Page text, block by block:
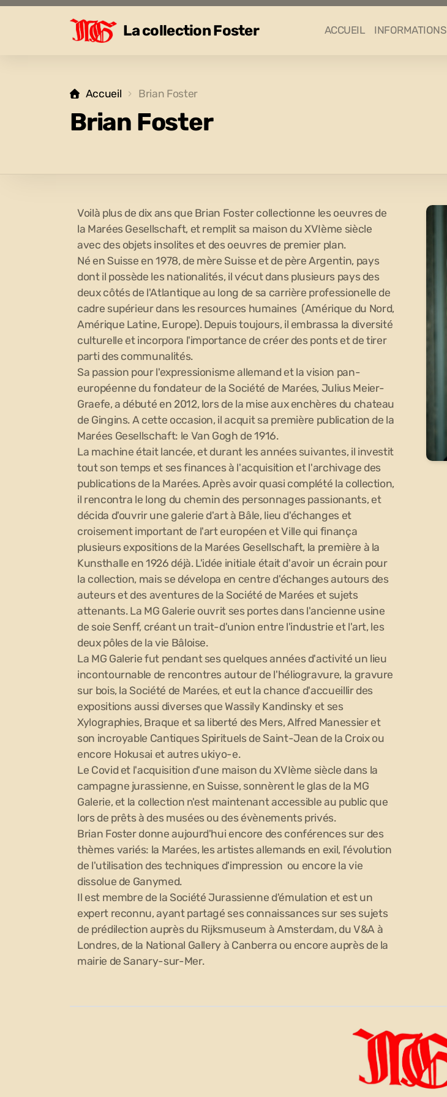
La collection Foster ACCUEIL INFORMATIONS
Accueil Brian Foster
Brian Foster
Voilà plus de dix ans que Brian Foster collectionne les oeuvres de
la Marées Gesellschaft, et remplit sa maison du XVIème siècle
avec des objets insolites et des oeuvres de premier plan.
Né en Suisse en 1978, de mère Suisse et de père Argentin, pays
dont il possède les nationalités, il vécut dans plusieurs pays des
deux côtés de l'Atlantique au long de sa carrière professionelle de
cadre supérieur dans les resources humaines (Amérique du Nord,
Amérique Latine, Europe). Depuis toujours, il embrassa la diversité
culturelle et incorpora l'importance de créer des ponts et de tirer
parti des communalités.
Sa passion pour l'expressionisme allemand et la vision pan-
européenne du fondateur de la Société de Marées, Julius Meier-
Graefe, a débuté en 2012, lors de la mise aux enchères du chateau
de Gingins. A cette occasion, il acquit sa première publication de la
Marées Gesellschaft: le Van Gogh de 1916.
La machine était lancée, et durant les années suivantes, il investit
tout son temps et ses finances à l'acquisition et l'archivage des
publications de la Marées. Après avoir quasi complété la collection,
il rencontra le long du chemin des personnages passionants, et
décida d'ouvrir une galerie d'art à Bâle, lieu d'échanges et
croisement important de l'art européen et Ville qui finança
plusieurs expositions de la Marées Gesellschaft, la première à la
Kunsthalle en 1926 déjà. L'idée initiale était d'avoir un écrain pour
la collection, mais se dévelopa en centre d'échanges autours des
auteurs et des aventures de la Société de Marées et sujets
attenants. La MG Galerie ouvrit ses portes dans l'ancienne usine
de soie Senff, créant un trait-d'union entre l'industrie et l'art, les
deux pôles de la vie Bâloise.
La MG Galerie fut pendant ses quelques années d'activité un lieu
incontournable de rencontres autour de l'héliogravure, la gravure
sur bois, la Société de Marées, et eut la chance d'accueillir des
expositions aussi diverses que Wassily Kandinsky et ses
Xylographies, Braque et sa liberté des Mers, Alfred Manessier et
son incroyable Cantiques Spirituels de Saint-Jean de la Croix ou
encore Hokusai et autres ukiyo-e.
Le Covid et l'acquisition d'une maison du XVIème siècle dans la
campagne jurassienne, en Suisse, sonnèrent le glas de la MG
Galerie, et la collection n'est maintenant accessible au public que
lors de prêts à des musées ou des évènements privés.
Brian Foster donne aujourd'hui encore des conférences sur des
thèmes variés: la Marées, les artistes allemands en exil, l'évolution
de l'utilisation des techniques d'impression ou encore la vie
dissolue de Ganymed.
Il est membre de la Société Jurassienne d'émulation et est un
expert reconnu, ayant partagé ses connaissances sur ses sujets
de prédilection auprès du Rijksmuseum à Amsterdam, du V&A à
Londres, de la National Gallery à Canberra ou encore auprès de la
mairie de Sanary-sur-Mer.